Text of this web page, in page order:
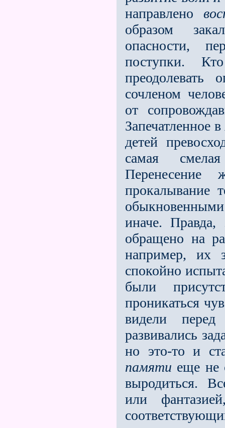
направлено
образом
опасности,
поступки.
преодолевать
сочленом
от
Запечатленное в
детей
самая
прокалывание
иначе.
обращено на
например, их
спокойно
были
проникаться
видели
развивались
но это-то и
памяти еще не
выродиться.
или